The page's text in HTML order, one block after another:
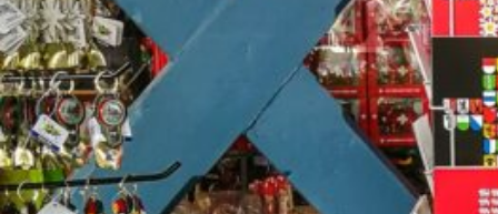
oder soziale Medien zu öffnen, weil das Wort, das
mit C beginnt, sofort erscheint. Ich gebe zu, ich
geniesse es nicht mehr. In der letzten Woche sagte
ich, ich wollte wieder aufwachen, ohne über ES
zu lesen. Die Flut negativer Nachrichten tötet nur einen, ob man es
will oder nicht. Deshalb habe ich beschlossen, mich auf das zu
konzentrieren, was mich glücklich macht, und es inmein Tagebuch
zu schreiben. Und ich möchte meine kleinen oder grösseren Freuden
mit euch teilen. Vielleicht dank diesem Beitrag kommt ihr an andere
Gedanken.